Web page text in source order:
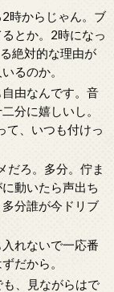
時からじゃん。ブ
とか。2時になっ
絶対的な理由が
るのか。
由なんです。音
分に嬉しいし。
て、いつも付けっ
だろ。多分。佇ま
動いたら声出ち
分誰が今ドリブ
れないで一応番
だから。
、見ながらはで